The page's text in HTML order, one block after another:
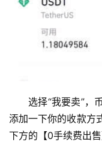
析
题
选择“我要卖”，
添加一下你的收款方
下方的【0手续费出售